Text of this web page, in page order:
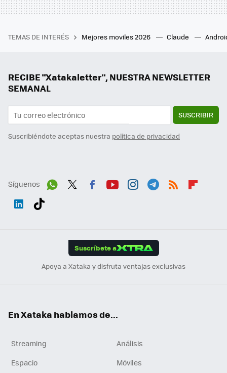
TEMAS DE INTERÉS Mejores moviles 2026 Claude
RECIBE "Xatakaletter", NUESTRA NEWSLETTER
SEMANAL
SUSCRIBIR
Suscribiéndote aceptas nuestra política de privacidad
Síguenos
Suscríbete a
Apoya a Xataka y disfruta ventajas exclusivas
En Xataka hablamos de...
Streaming
Análisis
Espacio
Móviles